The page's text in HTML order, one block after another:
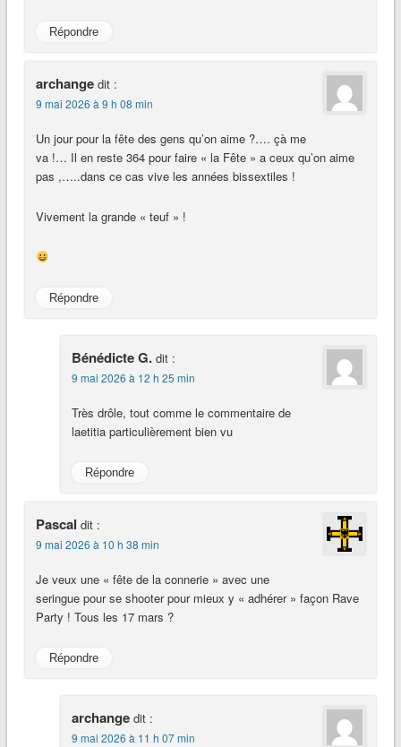
Répondre
archange dit :
9 mai 2026 à 9 h 08 min
Un jour pour la fête des gens qu’on aime ?…. çà me
va !… Il en reste 364 pour faire « la Fête » a ceux qu’on aime
pas ,…..dans ce cas vive les années bissextiles !
Vivement la grande « teuf » !
Répondre
Bénédicte G. dit :
9 mai 2026 à 12 h 25 min
Très drôle, tout comme le commentaire de
laetitia particulièrement bien vu
Répondre
Pascal dit :
9 mai 2026 à 10 h 38 min
Je veux une « fête de la connerie » avec une
seringue pour se shooter pour mieux y « adhérer » façon Rave
Party ! Tous les 17 mars ?
Répondre
archange dit :
9 mai 2026 à 11 h 07 min